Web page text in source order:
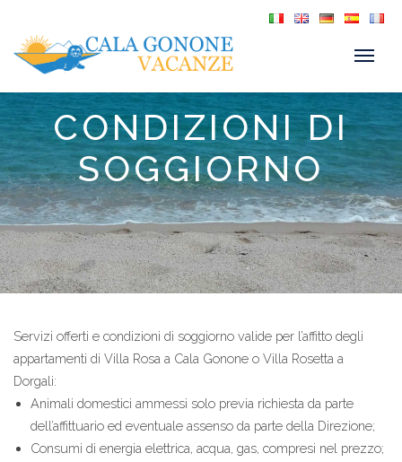
CONDIZIONI DI
SOGGIORNO
Servizi offerti e condizioni di soggiorno valide per l’affitto degli
appartamenti di Villa Rosa a Cala Gonone o Villa Rosetta a
Dorgali:
Animali domestici ammessi solo previa richiesta da parte
dell’affittuario ed eventuale assenso da parte della Direzione;
Consumi di energia elettrica, acqua, gas, compresi nel prezzo;